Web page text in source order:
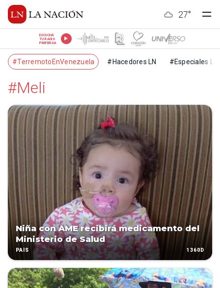
27°
ESCUCHÁ
TU RADIO
PREFERIDA
#TerremotoEnVenezuela #Hacedores LN #Especiales LN
#Meli
Niña con AME recibirá medicamento del
Ministerio de Salud
PAÍS 1360D